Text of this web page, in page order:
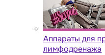
Аппараты для
лимфодренажа